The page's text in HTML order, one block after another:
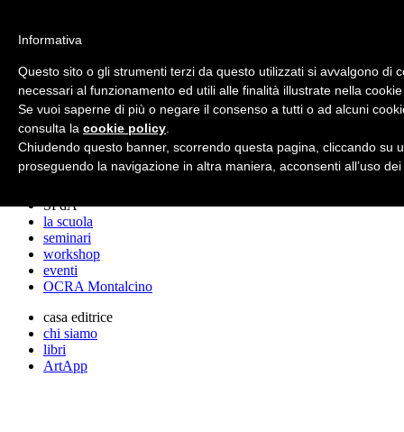
archos
lo studio
progetti
lectures
stampa
SPdA
la scuola
seminari
workshop
eventi
OCRA Montalcino
casa editrice
chi siamo
libri
ArtApp
Informativa
Questo sito o gli strumenti terzi da questo utilizzati si avvalgono di
necessari al funzionamento ed utili alle finalità illustrate nella
Se vuoi saperne di più o negare il consenso a tutti o ad alcuni
consulta la cookie policy
Chiudendo questo banner, scorrendo questa pagina, cliccando su
proseguendo la navigazione in altra maniera, acconsenti all’uso